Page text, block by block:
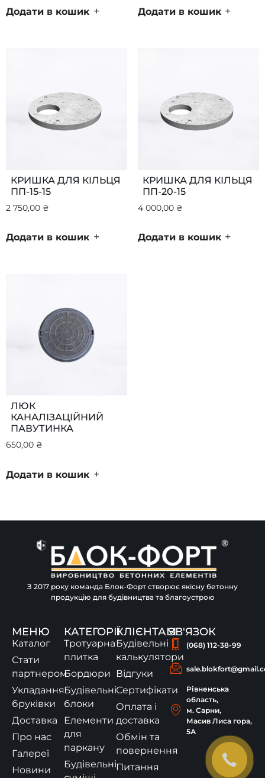
Додати в кошик + Додати в кошик +
КРИШКА ДЛЯ КІЛЬЦЯ
ПП-15-15
2 750,00 ₴
Додати в кошик +
КРИШКА ДЛЯ КІЛЬЦЯ
ПП-20-15
4 000,00 ₴
Додати в кошик +
ЛЮК
КАНАЛІЗАЦІЙНИЙ
ПАВУТИНКА
650,00 ₴
Додати в кошик +
З 2017 року команда Блок-Форт створює якісну бетонну
продукцію для будівництва та благоустрою
МЕНЮ
Каталог
Стати
партнером
Укладання
бруківки
Доставка
Про нас
Галереї
Новини
КАТЕГОРІЇ
Тротуарна
плитка
Бордюри
Будівельні
блоки
Елементи
для
паркану
Будівельні
КЛІЄНТАМ
Будівельні
калькулятори
Відгуки
Сертифікати
Оплата і
доставка
Обмін та
повернення
Питання
ЗВ'ЯЗОК
(068) 112-38-99
Рівненська
область,
м. Сарни,
Масив Лиса гора,
5А